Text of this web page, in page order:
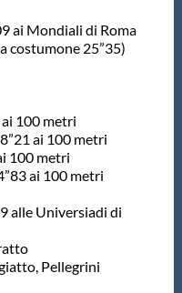
ai Mondiali di Roma
costumone 25”35)
ai 100 metri
ai 100 metri
100 metri
ai 100 metri
alle Universiadi di
Pellegrini